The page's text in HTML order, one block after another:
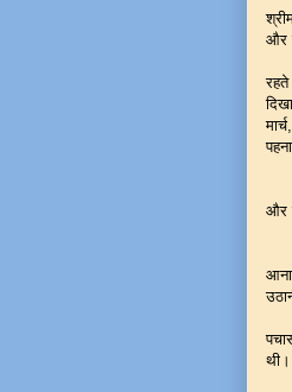
और
और
थी।